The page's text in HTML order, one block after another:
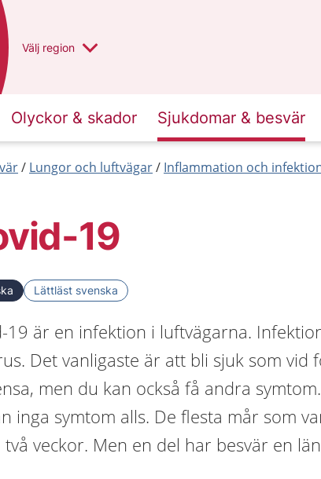
Du har valt region
Välj en annan
region
Olyckor & skador Sjukdomar & besvär
Lungor och luftvägar Inflammation och
19
Lättläst svenska
19 är en infektion i luftvägarna.
Det vanligaste är att bli sjuk som vid
men du kan också få andra
inga symtom alls. De flesta mår som
två veckor. Men en del har besvär en